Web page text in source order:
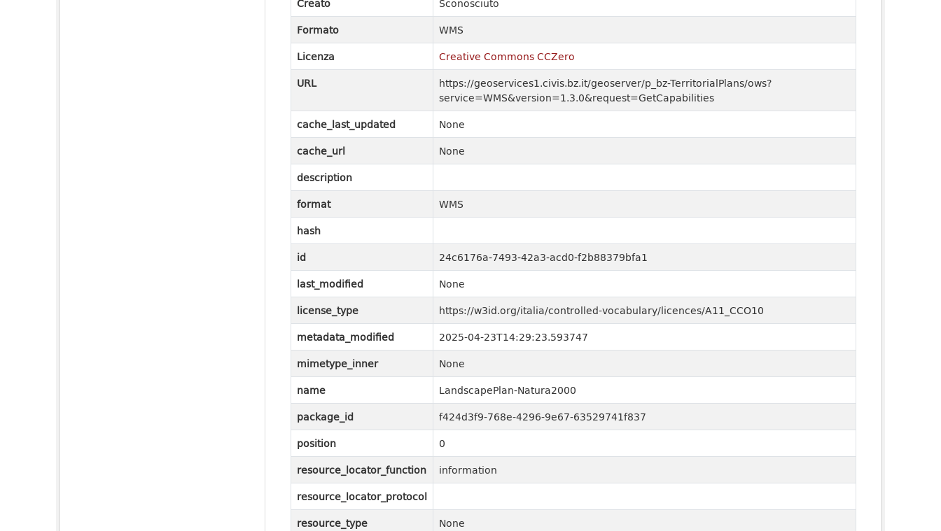
Creato
Sconosciuto
Formato
WMS
Licenza
Creative Commons CCZero
URL
https://geoservices1.civis.bz.it/geoserver/p_bz-TerritorialPlans/ows?
service=WMS&version=1.3.0&request=GetCapabilities
cache_last_updated
None
cache_url
None
description
format
WMS
hash
id
24c6176a-7493-42a3-acd0-f2b88379bfa1
last_modified
None
license_type
https://w3id.org/italia/controlled-vocabulary/licences/A11_CCO10
metadata_modified
2025-04-23T14:29:23.593747
mimetype_inner
None
name
LandscapePlan-Natura2000
package_id
f424d3f9-768e-4296-9e67-63529741f837
position
0
resource_locator_function
information
resource_locator_protocol
resource_type
None